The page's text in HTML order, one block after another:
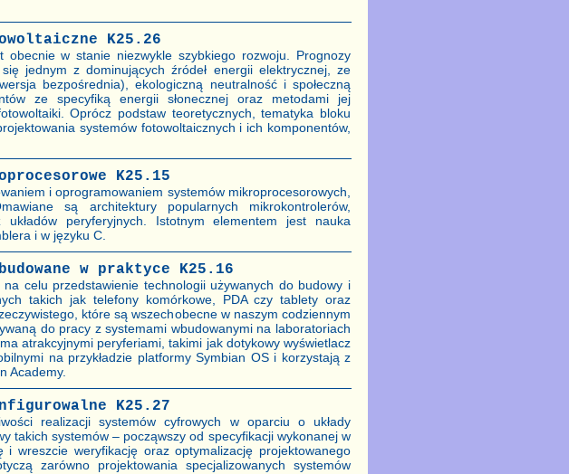
K25.26
obecnie w stanie niezwykle szybkiego rozwoju. Prognozy
jednym z dominujących źródeł energii elektrycznej, ze
bezpośrednia), ekologiczną neutralność i społeczną
ze specyfiką energii słonecznej oraz metodami jej
Oprócz podstaw teoretycznych, tematyka bloku
systemów fotowoltaicznych i ich komponentów,
K25.15
i oprogramowaniem systemów mikroprocesorowych,
są architektury popularnych mikrokontrolerów,
peryferyjnych. Istotnym elementem jest nauka
i w języku C.
w praktyce K25.16
celu przedstawienie technologii używanych do budowy i
takich jak telefony komórkowe, PDA czy tablety oraz
które są wszechobecne w naszym codziennym
do pracy z systemami wbudowanymi na laboratoriach
atrakcyjnymi peryferiami, takimi jak dotykowy wyświetlacz
na przykładzie platformy Symbian OS i korzystają z
Academy.
K25.27
realizacji systemów cyfrowych w oparciu o układy
takich systemów – począwszy od specyfikacji wykonanej w
wreszcie weryfikację oraz optymalizację projektowanego
zarówno projektowania specjalizowanych systemów